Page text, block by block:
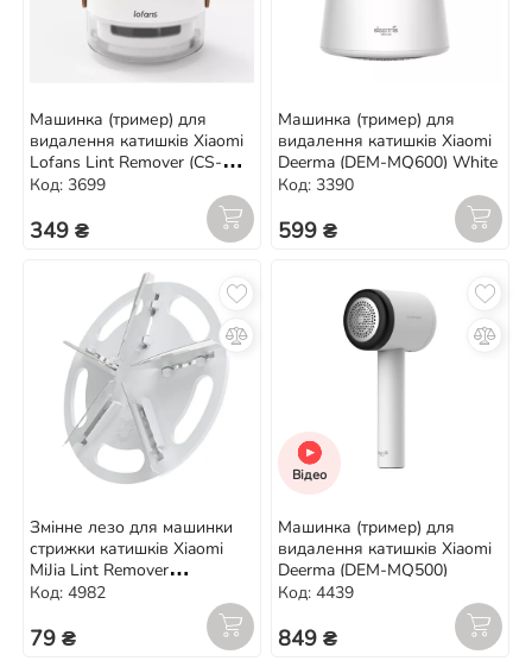
Машинка (тример) для
видалення катишків Xiaomi
Lofans Lint Remover (CS-
622)
Код: 3699
349 ₴
Машинка (тример) для
видалення катишків Xiaomi
Deerma (DEM-MQ600) White
Код: 3390
599 ₴
Змінне лезо для машинки
стрижки катишків Xiaomi
MiJia Lint Remover
(MQXJQDT01KL)
Код: 4982
79 ₴
Відео
Машинка (тример) для
видалення катишків Xiaomi
Deerma (DEM-MQ500)
Код: 4439
849 ₴